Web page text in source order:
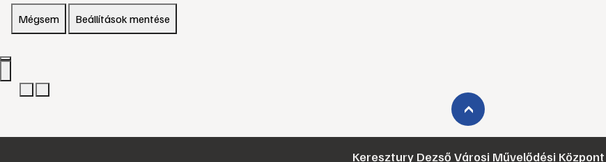
Mégsem Beállítások mentése
›
Keresztury Dezső Városi Művelődési Központ